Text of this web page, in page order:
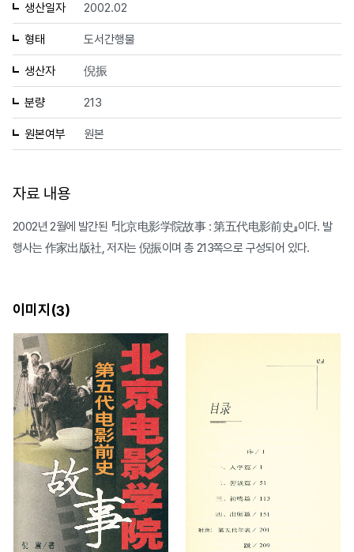
생산일자 2002.02
형태 도서간행물
생산자 倪振
분량 213
원본여부 원본
자료 내용
2002년 2월에 발간된 『北京电影学院故事 : 第五代电影前史』이다. 발
행사는 作家出版社, 저자는 倪振이며 총 213쪽으로 구성되어 있다.
이미지(3)